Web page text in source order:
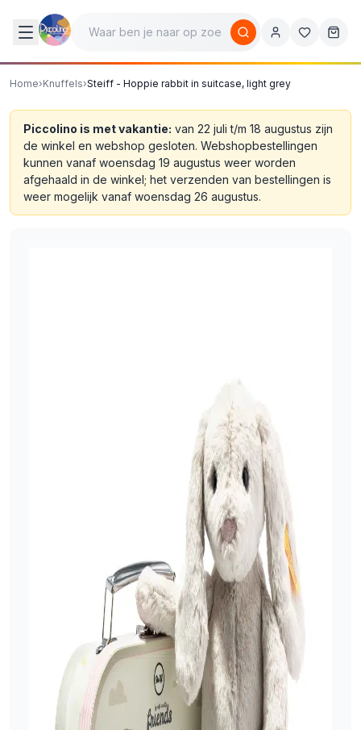
Home›Knuffels›Steiff - Hoppie rabbit in suitcase, light grey
Piccolino is met vakantie: van 22 juli t/m 18 augustus zijn
de winkel en webshop gesloten. Webshopbestellingen
kunnen vanaf woensdag 19 augustus weer worden
afgehaald in de winkel; het verzenden van bestellingen is
weer mogelijk vanaf woensdag 26 augustus.